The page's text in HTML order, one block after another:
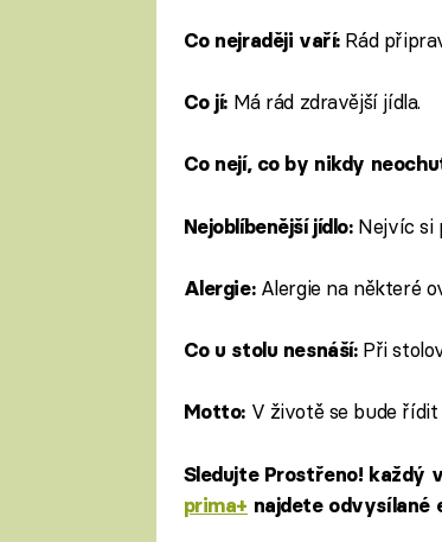
Co nejraději vaří: Rád
Co jí:Má rád zdravější jídla.
Co nejí, co by nikdy
Nejoblíbenější jídlo: Nejvíc si
Alergie: Alergie na některé
Co u stolu nesnáší:Při
Motto: V životě se bude řídit
Sledujte Prostřeno! každý
prima+ najdete odvysílané